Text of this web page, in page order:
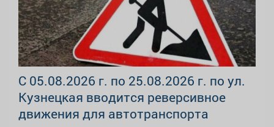
С 05.08.2026 г. по 25.08.2026 г. по ул.
Кузнецкая вводится реверсивное
движения для автотранспорта